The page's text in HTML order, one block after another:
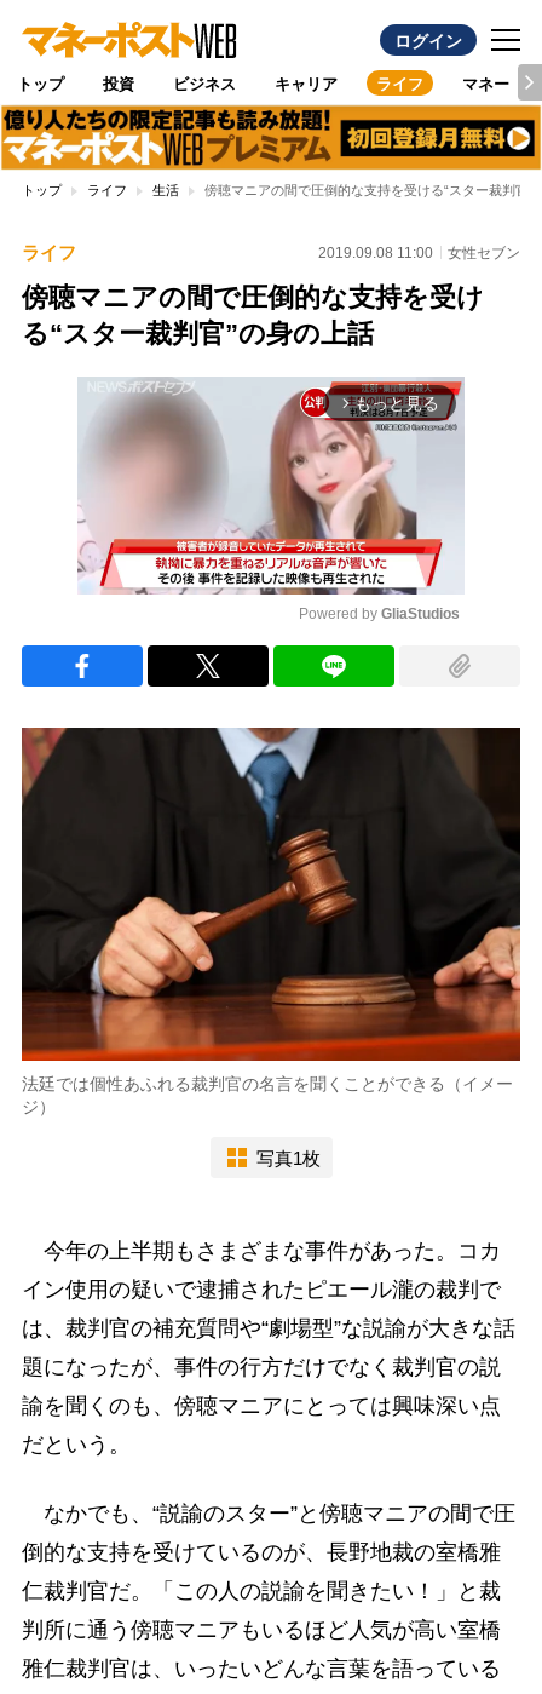
ログイン
トップ 投資 ビジネス キャリア ライフ マネー
トップ ライフ 生活 傍聴マニアの間で圧倒的な支持を受ける“スター裁判官”
ライフ 2019.09.08 11:00 女性セブン
傍聴マニアの間で圧倒的な支持を受け
る“スター裁判官”の身の上話
arrow_forward_ios もっと見る
Powered by GliaStudios
法廷では個性あふれる裁判官の名言を聞くことができる（イメー
ジ）
写真1枚
今年の上半期もさまざまな事件があった。コカ
イン使用の疑いで逮捕されたピエール瀧の裁判で
は、裁判官の補充質問や“劇場型”な説諭が大きな話
題になったが、事件の行方だけでなく裁判官の説
諭を聞くのも、傍聴マニアにとっては興味深い点
だという。
なかでも、“説諭のスター”と傍聴マニアの間で圧
倒的な支持を受けているのが、長野地裁の室橋雅
仁裁判官だ。「この人の説諭を聞きたい！」と裁
判所に通う傍聴マニアもいるほど人気が高い室橋
雅仁裁判官は、いったいどんな言葉を語っている